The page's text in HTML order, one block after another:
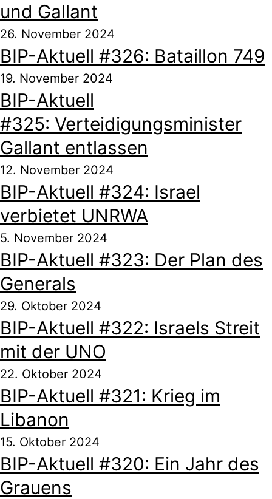
und Gallant
26. November 2024
BIP-Aktuell #326: Bataillon 749
19. November 2024
BIP-Aktuell
#325: Verteidigungsminister
Gallant entlassen
12. November 2024
BIP-Aktuell #324: Israel
verbietet UNRWA
5. November 2024
BIP-Aktuell #323: Der Plan des
Generals
29. Oktober 2024
BIP-Aktuell #322: Israels Streit
mit der UNO
22. Oktober 2024
BIP-Aktuell #321: Krieg im
Libanon
15. Oktober 2024
BIP-Aktuell #320: Ein Jahr des
Grauens